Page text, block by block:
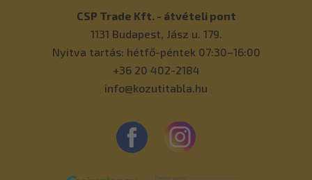
CSP Trade Kft. - átvételi pont
1131 Budapest, Jász u. 179.
Nyitva tartás: hétfő-péntek 07:30–16:00
+36 20 402-2184
info@kozutitabla.hu